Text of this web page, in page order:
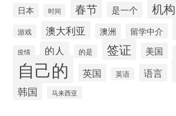
日本 时间 春节 是一个 机构
游戏 澳大利亚 澳洲 留学中介
疫情 的人 的是 签证 美国
自己的 英国 英语 语言
韩国 马来西亚